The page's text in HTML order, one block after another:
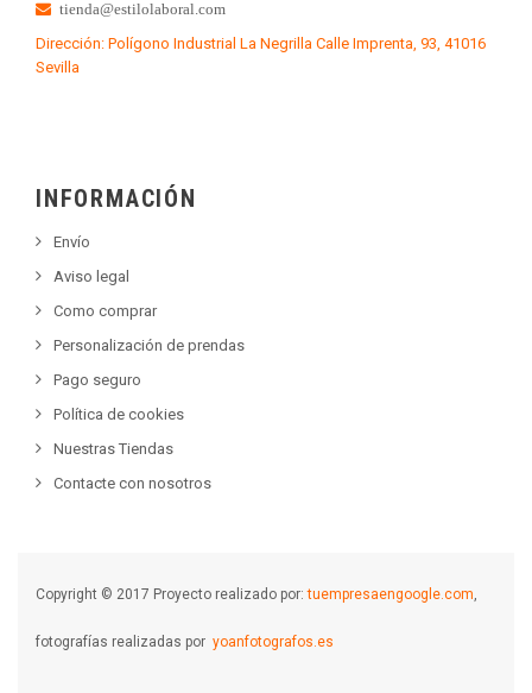
tienda@estilolaboral.com
Dirección: Polígono Industrial La Negrilla Calle Imprenta, 93, 41016
Sevilla
INFORMACIÓN
Envío
Aviso legal
Como comprar
Personalización de prendas
Pago seguro
Política de cookies
Nuestras Tiendas
Contacte con nosotros
Copyright © 2017 Proyecto realizado por:tuempresaengoogle.com,
fotografías realizadas por yoanfotografos.es